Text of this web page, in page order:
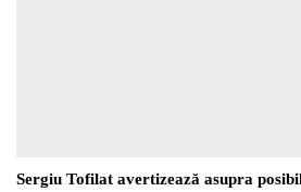
Sergiu Tofilat avertizează asupra